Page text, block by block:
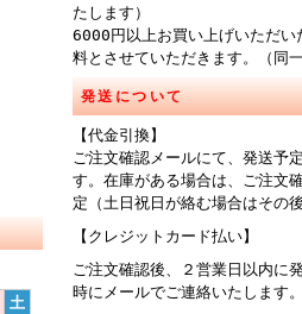
土
たします）
6000円以上お買い上げいただい
料とさせていただきます。（同
発送について
【代金引換】
ご注文確認メールにて、発送予
す。在庫がある場合は、ご注文
定（土日祝日が絡む場合はその
【クレジットカード払い】
ご注文確認後、２営業日以内に
時にメールでご連絡